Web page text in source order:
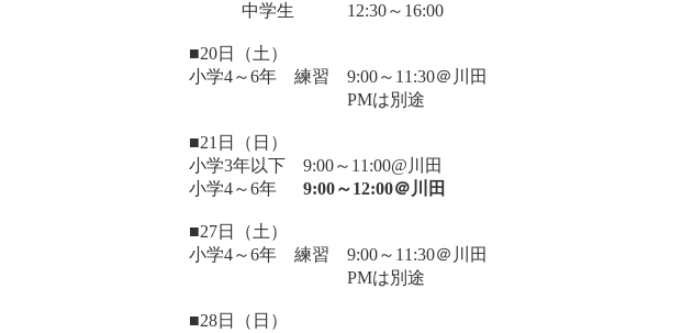
中学生 12:30～16:00
■20日（土）
小学4～6年 練習 9:00～11:30＠川田
PMは別途
■21日（日）
小学3年以下 9:00～11:00@川田
小学4～6年
9:00～12:00＠川田
■27日（土）
小学4～6年 練習 9:00～11:30＠川田
PMは別途
■28日（日）